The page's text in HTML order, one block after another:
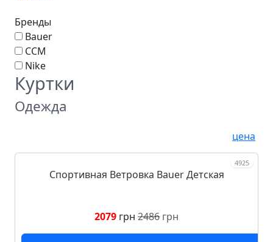
Бренды
Bauer
CCM
Nike
Куртки
Одежда
цена
4925
Спортивная Ветровка Bauer Детская
2079 грн 2486 грн